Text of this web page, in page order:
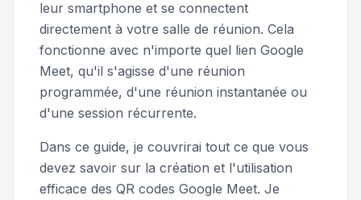
leur smartphone et se connectent
directement à votre salle de réunion. Cela
fonctionne avec n'importe quel lien Google
Meet, qu'il s'agisse d'une réunion
programmée, d'une réunion instantanée ou
d'une session récurrente.
Dans ce guide, je couvrirai tout ce que vous
devez savoir sur la création et l'utilisation
efficace des QR codes Google Meet. Je